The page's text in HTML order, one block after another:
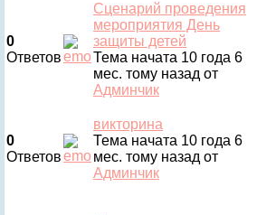
0
Ответов
Сценарий проведения
мероприятия День
защиты детей
Тема начата 10 года 6
мес. тому назад от
Админчик
0
Ответов
викторина
Тема начата 10 года 6
мес. тому назад от
Админчик